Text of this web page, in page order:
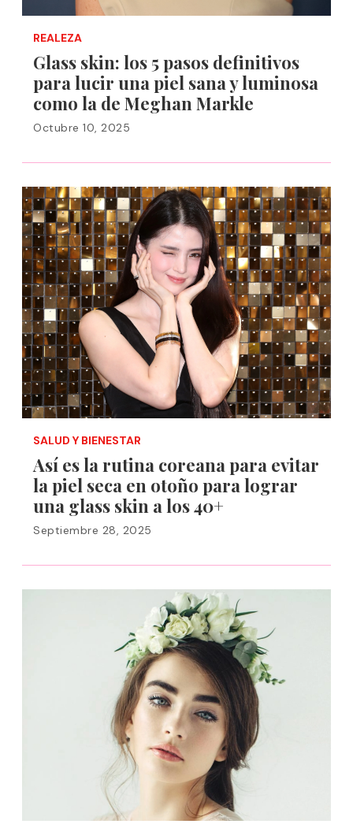
REALEZA
Glass skin: los 5 pasos definitivos
para lucir una piel sana y luminosa
como la de Meghan Markle
Octubre 10, 2025
SALUD Y BIENESTAR
Así es la rutina coreana para evitar
la piel seca en otoño para lograr
una glass skin a los 40+
Septiembre 28, 2025